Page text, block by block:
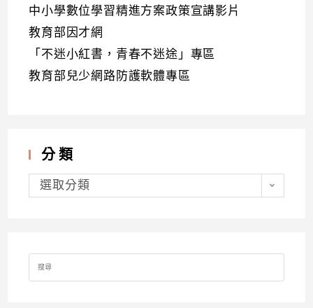
中小學數位學習精進方案政策宣講影片
教育部因才網
「不迷小紅書，青春不迷途」專區
教育部兒少網路防護軟體專區
分類
分
類選取分類
Search
for: